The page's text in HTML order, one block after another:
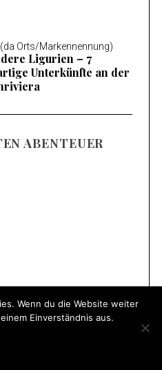
Orts/Markennennung)
Ligurien – 7
Unterkünfte an der
ABENTEUER
Wenn du die Website weiter
Einverständnis aus.